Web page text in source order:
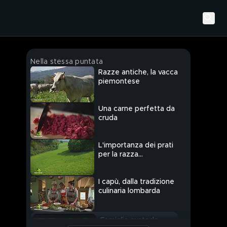
Nella stessa puntata
Razze antiche, la vacca
piemontese
Una carne perfetta da
cruda
L'importanza dei prati
per la razza
I capù, dalla tradizione
culinaria lombarda
Famiglia custode